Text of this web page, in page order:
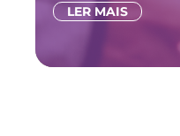
LER MAIS